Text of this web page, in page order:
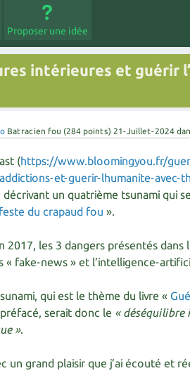
Proposer une idée
intérieures et guérir
Batracien fou (284 points) 21-Juillet-2024
(https://www.bloomingyou.fr/
et-guerir-lhumanite-avec-
décrivant un quatrième tsunami qui
du crapaud fou ».
2017, les 3 dangers présentés dans
« fake-news » et l’intelligence-
qui est le thème du livre «
serait donc le « déséquilibre
».
un grand plaisir que j’ai écouté et